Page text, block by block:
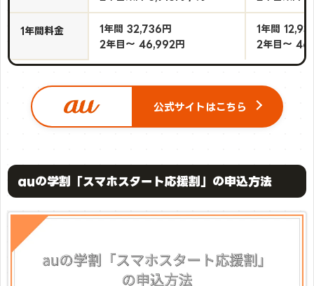
1年間料金
1年間 32,736円
2年目～ 46,992円
1年間
2年目～
公式サイトはこちら
auの学割「スマホスタート応援割」の申込方法